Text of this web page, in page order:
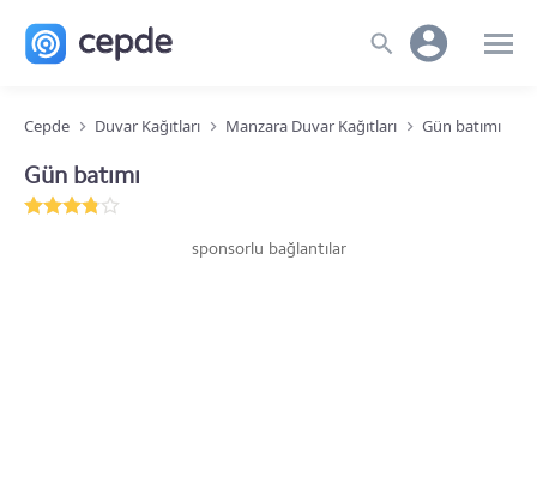
Cepde Duvar Kağıtları Manzara Duvar Kağıtları Gün batımı
Gün batımı
sponsorlu bağlantılar